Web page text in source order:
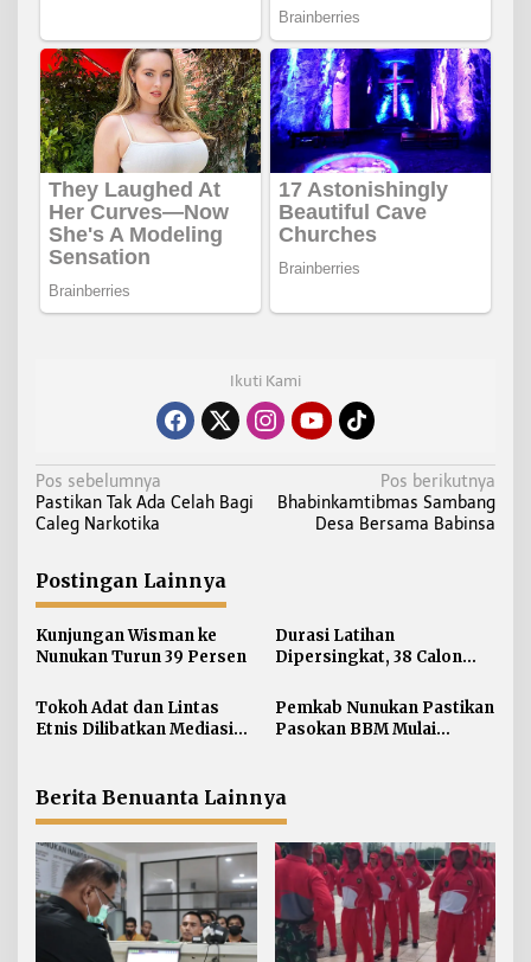
Ikuti Kami
N
a
i
g
a
s
p
o
Pos sebelumnya
Pastikan Tak Ada Celah Bagi
Caleg Narkotika
Pos berikutnya
Bhabinkamtibmas Sambang
Desa Bersama Babinsa
Postingan Lainnya
Kunjungan Wisman ke
Nunukan Turun 39 Persen
Durasi Latihan
Dipersingkat, 38 Calon
Digembleng Tampil
Maksimal
Tokoh Adat dan Lintas
Etnis Dilibatkan Mediasi
Pemkab Nunukan Pastikan
Pasokan BBM Mulai
Berita Benuanta Lainnya